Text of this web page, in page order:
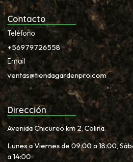
Contacto
Teléfono
+56979726558
Email
ventas@tiendagardenpro.com
Dirección
Avenida Chicureo km 2, Colina.
Lunes a Viernes de 09:00 a 18:00,
a 14:00